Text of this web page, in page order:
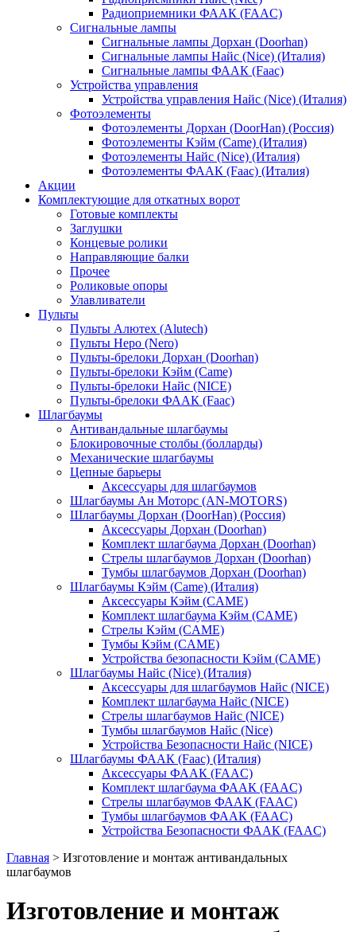
Радиоприемники ФААК (FAAC)
Сигнальные лампы
Сигнальные лампы Дорхан (Doorhan)
Сигнальные лампы Найс (Nice) (Италия)
Сигнальные лампы ФААК (Faac)
Устройства управления
Устройства управления Найс (Nice) (Италия)
Фотоэлементы
Фотоэлементы Дорхан (DoorHan) (Россия)
Фотоэлементы Кэйм (Came) (Италия)
Фотоэлементы Найс (Nice) (Италия)
Фотоэлементы ФААК (Faac) (Италия)
Акции
Комплектующие для откатных ворот
Готовые комплекты
Заглушки
Концевые ролики
Направляющие балки
Прочее
Роликовые опоры
Улавливатели
Пульты
Пульты Алютех (Alutech)
Пульты Неро (Nero)
Пульты-брелоки Дорхан (Doorhan)
Пульты-брелоки Кэйм (Came)
Пульты-брелоки Найс (NICE)
Пульты-брелоки ФААК (Faac)
Шлагбаумы
Антивандальные шлагбаумы
Блокировочные столбы (болларды)
Механические шлагбаумы
Цепные барьеры
Аксессуары для шлагбаумов
Шлагбаумы Ан Моторс (AN-MOTORS)
Шлагбаумы Дорхан (DoorHan) (Россия)
Аксессуары Дорхан (Doorhan)
Комплект шлагбаума Дорхан (Doorhan)
Стрелы шлагбаумов Дорхан (Doorhan)
Тумбы шлагбаумов Дорхан (Doorhan)
Шлагбаумы Кэйм (Came) (Италия)
Аксессуары Кэйм (CAME)
Комплект шлагбаума Кэйм (CAME)
Стрелы Кэйм (CAME)
Тумбы Кэйм (CAME)
Устройства безопасности Кэйм (CAME)
Шлагбаумы Найс (Nice) (Италия)
Аксессуары для шлагбаумов Найс (NICE)
Комплект шлагбаума Найс (NICE)
Стрелы шлагбаумов Найс (NICE)
Тумбы шлагбаумов Найс (Nice)
Устройства Безопасности Найс (NICE)
Шлагбаумы ФААК (Faac) (Италия)
Аксессуары ФААК (FAAC)
Комплект шлагбаума ФААК (FAAC)
Стрелы шлагбаумов ФААК (FAAC)
Тумбы шлагбаумов ФААК (FAAC)
Устройства Безопасности ФААК (FAAC)
Главная > Изготовление и монтаж антивандальных
шлагбаумов
Изготовление и монтаж